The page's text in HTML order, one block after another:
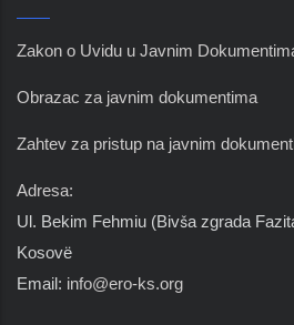
Zakon o Uvidu u Javnim
Obrazac za javnim dokumentima
Zahtev za pristup na javnim
Adresa:
Ul. Bekim Fehmiu (Bivša zgrada
Kosovë
Email: info@ero-ks.org